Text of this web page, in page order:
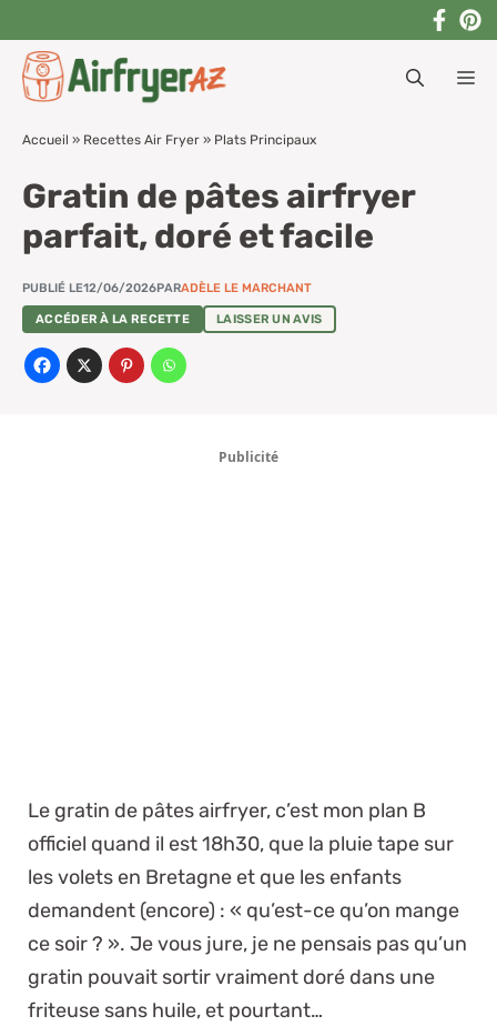
contenu
Accueil » Recettes Air Fryer » Plats Principaux
Gratin de pâtes airfryer
parfait, doré et facile
PUBLIÉ LE12/06/2026PARADÈLE LE MARCHANT
ACCÉDER À LA RECETTE LAISSER UN AVIS
Publicité
Le gratin de pâtes airfryer, c’est mon plan B
officiel quand il est 18h30, que la pluie tape sur
les volets en Bretagne et que les enfants
demandent (encore) : « qu’est-ce qu’on mange
ce soir ? ». Je vous jure, je ne pensais pas qu’un
gratin pouvait sortir vraiment doré dans une
friteuse sans huile, et pourtant…